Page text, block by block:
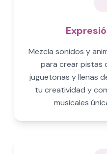
Mezcla sonidos y
para crear pistas
juguetonas y llenas
tu creatividad y
musicales